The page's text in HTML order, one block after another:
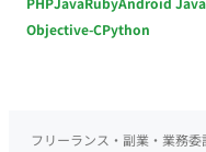
Objective-CPython
フリーランス・副業・業務